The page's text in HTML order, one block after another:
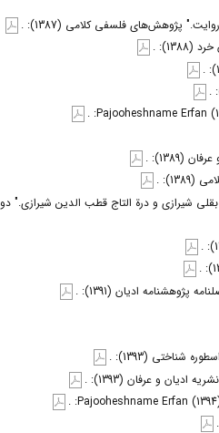
پژوهش‌های فلسفی کلامی (1387): .
.
(1389): .
.
شیرازی و درة التاج قطب الدین شیرازی." دو
ادیان (1391): .
شناختی (1393): .
و عرفان (1393): .